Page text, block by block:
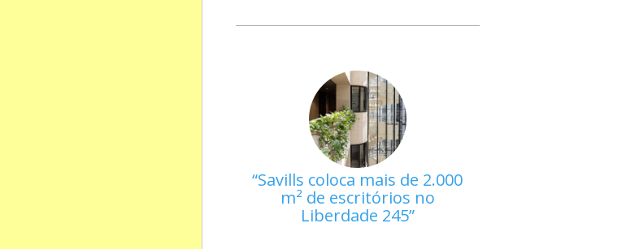
Savills coloca mais de 2.000
m² de escritórios no
Liberdade 245